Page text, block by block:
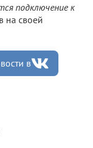
подключение к
на своей
в